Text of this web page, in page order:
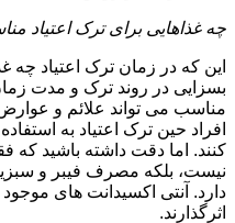
چه غذاهایی برای ترک اعتیاد
این که در زمان ترک اعتیاد چه
بسزایی در روند ترک و مدت
مناسب می تواند علائم و
افراد حین ترک اعتیاد به
کنند. اما دقت داشته باشید که
نیست، بلکه مصرف فیبر و
دارد. آنتی اکسیدانت های
اثرگذارند.